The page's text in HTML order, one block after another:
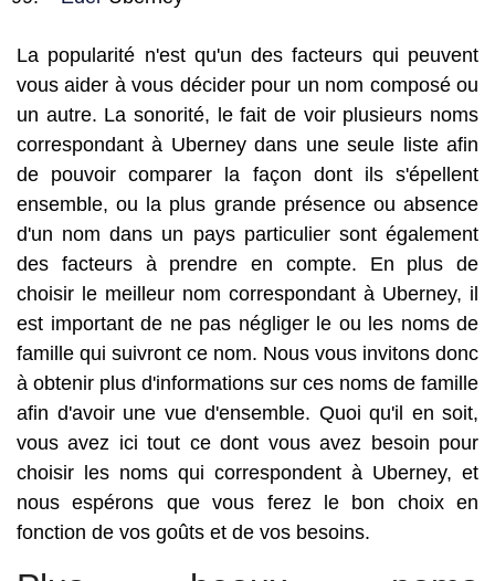
La popularité n'est qu'un des facteurs qui peuvent
vous aider à vous décider pour un nom composé ou
un autre. La sonorité, le fait de voir plusieurs noms
correspondant à Uberney dans une seule liste afin
de pouvoir comparer la façon dont ils s'épellent
ensemble, ou la plus grande présence ou absence
d'un nom dans un pays particulier sont également
des facteurs à prendre en compte. En plus de
choisir le meilleur nom correspondant à Uberney, il
est important de ne pas négliger le ou les noms de
famille qui suivront ce nom. Nous vous invitons donc
à obtenir plus d'informations sur ces noms de famille
afin d'avoir une vue d'ensemble. Quoi qu'il en soit,
vous avez ici tout ce dont vous avez besoin pour
choisir les noms qui correspondent à Uberney, et
nous espérons que vous ferez le bon choix en
fonction de vos goûts et de vos besoins.